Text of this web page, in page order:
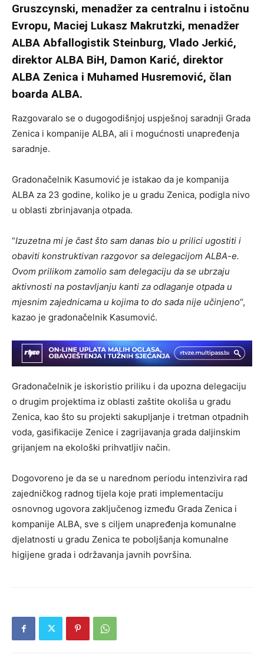
Gruszcynski, menadžer za centralnu i istočnu
Evropu, Maciej Lukasz Makrutzki, menadžer
ALBA Abfallogistik Steinburg, Vlado Jerkić,
direktor ALBA BiH, Damon Karić, direktor
ALBA Zenica i Muhamed Husremović, član
boarda ALBA.
Razgovaralo se o dugogodišnjoj uspješnoj saradnji Grada
Zenica i kompanije ALBA, ali i mogućnosti unapređenja
saradnje.
Gradonačelnik Kasumović je istakao da je kompanija
ALBA za 23 godine, koliko je u gradu Zenica, podigla nivo
u oblasti zbrinjavanja otpada.
“Izuzetna mi je čast što sam danas bio u prilici ugostiti i
obaviti konstruktivan razgovor sa delegacijom ALBA-e.
Ovom prilikom zamolio sam delegaciju da se ubrzaju
aktivnosti na postavljanju kanti za odlaganje otpada u
mjesnim zajednicama u kojima to do sada nije učinjeno“,
kazao je gradonačelnik Kasumović.
Gradonačelnik je iskoristio priliku i da upozna delegaciju
o drugim projektima iz oblasti zaštite okoliša u gradu
Zenica, kao što su projekti sakupljanje i tretman otpadnih
voda, gasifikacije Zenice i zagrijavanja grada daljinskim
grijanjem na ekološki prihvatljiv način.
Dogovoreno je da se u narednom periodu intenzivira rad
zajedničkog radnog tijela koje prati implementaciju
osnovnog ugovora zaključenog između Grada Zenica i
kompanije ALBA, sve s ciljem unapređenja komunalne
djelatnosti u gradu Zenica te poboljšanja komunalne
higijene grada i održavanja javnih površina.